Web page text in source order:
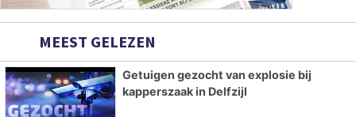
MEEST GELEZEN
Getuigen gezocht van explosie bij
kapperszaak in Delfzijl